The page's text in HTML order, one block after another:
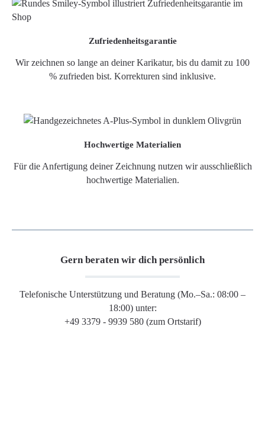
Zufriedenheitsgarantie
Wir zeichnen so lange an deiner Karikatur, bis du damit zu 100
% zufrieden bist. Korrekturen sind inklusive.
Hochwertige Materialien
Für die Anfertigung deiner Zeichnung nutzen wir ausschließlich
hochwertige Materialien.
Gern beraten wir dich persönlich
Telefonische Unterstützung und Beratung (Mo.–Sa.: 08:00 –
18:00) unter:
+49 3379 - 9939 580 (zum Ortstarif)